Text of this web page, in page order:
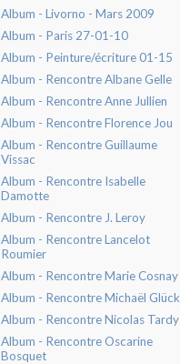
Album - Livorno - Mars 2009
Album - Paris 27-01-10
Album - Peinture/écriture 01-15
Album - Rencontre Albane Gelle
Album - Rencontre Anne Jullien
Album - Rencontre Florence Jou
Album - Rencontre Guillaume
Vissac
Album - Rencontre Isabelle
Damotte
Album - Rencontre J. Leroy
Album - Rencontre Lancelot
Roumier
Album - Rencontre Marie Cosnay
Album - Rencontre Michaël Glück
Album - Rencontre Nicolas Tardy
Album - Rencontre Oscarine
Bosquet